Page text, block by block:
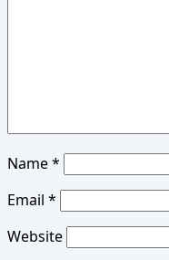
Name*
Email *
Website